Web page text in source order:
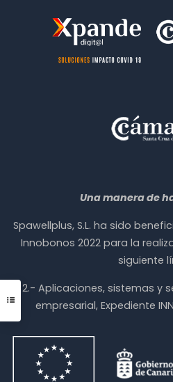
Una manera de
Spawellplus, S.L. ha sido
Innobonos 2022 para la
siguiente
2.- Aplicaciones, sistemas y
empresarial, Expediente